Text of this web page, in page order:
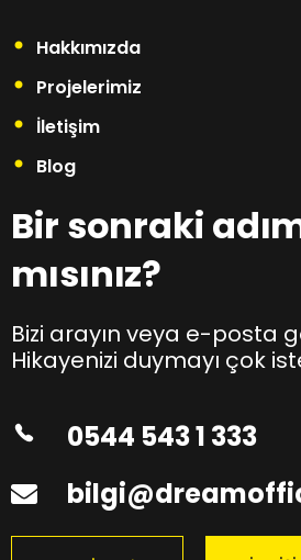
Hakkımızda
Projelerimiz
İletişim
Blog
Bir sonraki
mısınız?
Bizi arayın veya e-posta
Hikayenizi duymayı çok
0544 543 1 333